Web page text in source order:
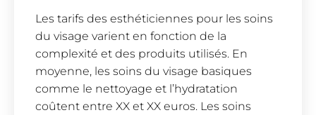
Les tarifs des esthéticiennes pour les soins
du visage varient en fonction de la
complexité et des produits utilisés. En
moyenne, les soins du visage basiques
comme le nettoyage et l’hydratation
coûtent entre XX et XX euros. Les soins